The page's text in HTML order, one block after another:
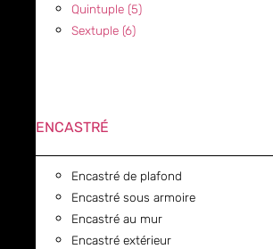
Quintuple (5)
Sextuple (6)
ENCASTRÉ
Encastré de plafond
Encastré sous armoire
Encastré au mur
Encastré extérieur